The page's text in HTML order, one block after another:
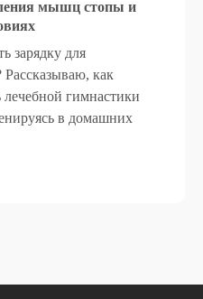
мышц стопы и
зарядку для
Рассказываю, как
гимнастики
в домашних